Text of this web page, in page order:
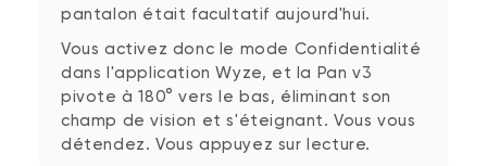
pantalon était facultatif aujourd'hui.
Vous activez donc le mode Confidentialité
dans l'application Wyze, et la Pan v3
pivote à 180° vers le bas, éliminant son
champ de vision et s'éteignant. Vous vous
détendez. Vous appuyez sur lecture.